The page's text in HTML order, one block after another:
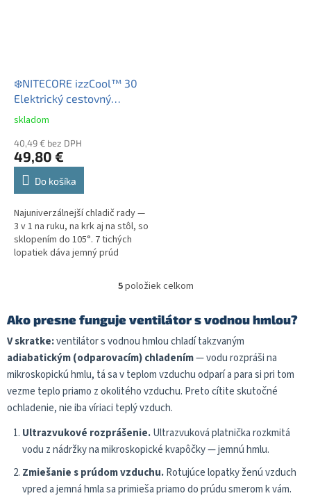
❄️NITECORE izzCool™ 30
Elektrický cestovný
ventilátor s vodnou hmlou
Priemerné
produktu
je
4,0
hviezdičiek.
skladom
40,49 € bez DPH
49,80 €
Do košíka
Najuniverzálnejší chladič rady —
3 v 1 na ruku, na krk aj na stôl, so
sklopením do 105°. 7 tichých
lopatiek dáva jemný prúd
O
l
d
a
c
i
e
p
v
k
v
ý
5položiek celkom
Ako presne funguje ventilátor s vodnou hmlou?
V skratke:ventilátor s vodnou hmlou chladí takzvaným
adiabatickým (odparovacím) chladením— vodu rozpráši na
mikroskopickú hmlu, tá sa v teplom vzduchu odparí a para si pri tom
vezme teplo priamo z okolitého vzduchu. Preto cítite skutočné
ochladenie, nie iba víriaci teplý vzduch.
Ultrazvukové rozprášenie.Ultrazvuková platnička rozkmitá
vodu z nádržky na mikroskopické kvapôčky — jemnú hmlu.
Zmiešanie s prúdom vzduchu.Rotujúce lopatky ženú vzduch
vpred a jemná hmla sa primieša priamo do prúdu smerom k vám.